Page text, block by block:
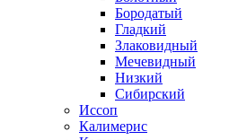
Бородатый
Гладкий
Злаковидный
Мечевидный
Низкий
Сибирский
Иссоп
Калимерис